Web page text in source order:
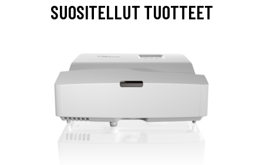
SUOSITELLUT TUOTTEET